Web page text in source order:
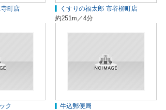
町店
くすりの福太郎 市谷柳町店
約251m／4分
ク
牛込郵便局